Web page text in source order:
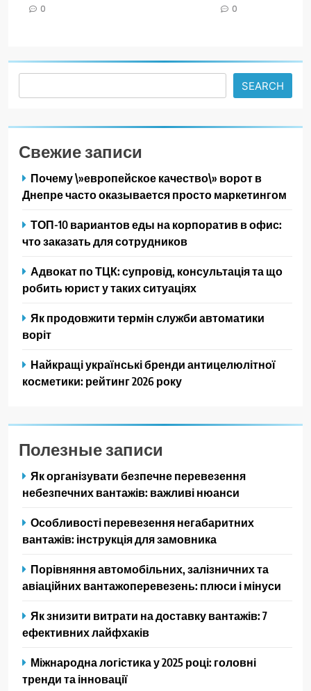
0 0
SEARCH
Свежие записи
Почему \»европейское качество\» ворот в
Днепре часто оказывается просто маркетингом
ТОП-10 вариантов еды на корпоратив в офис:
что заказать для сотрудников
Адвокат по ТЦК: супровід, консультація та що
робить юрист у таких ситуаціях
Як продовжити термін служби автоматики
воріт
Найкращі українські бренди антицелюлітної
косметики: рейтинг 2026 року
Полезные записи
Як організувати безпечне перевезення
небезпечних вантажів: важливі нюанси
Особливості перевезення негабаритних
вантажів: інструкція для замовника
Порівняння автомобільних, залізничних та
авіаційних вантажоперевезень: плюси і мінуси
Як знизити витрати на доставку вантажів: 7
ефективних лайфхаків
Міжнародна логістика у 2025 році: головні
тренди та інновації